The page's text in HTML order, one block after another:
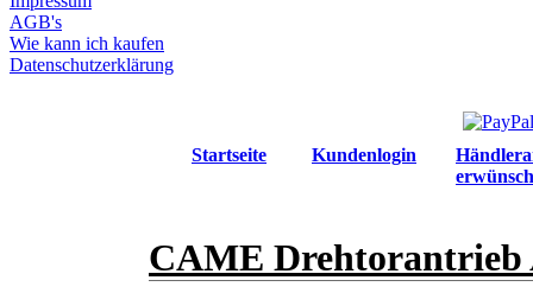
AGB's
Wie kann ich kaufen
Datenschutzerklärung
Startseite Kundenlogin
CAME Drehtorantrieb